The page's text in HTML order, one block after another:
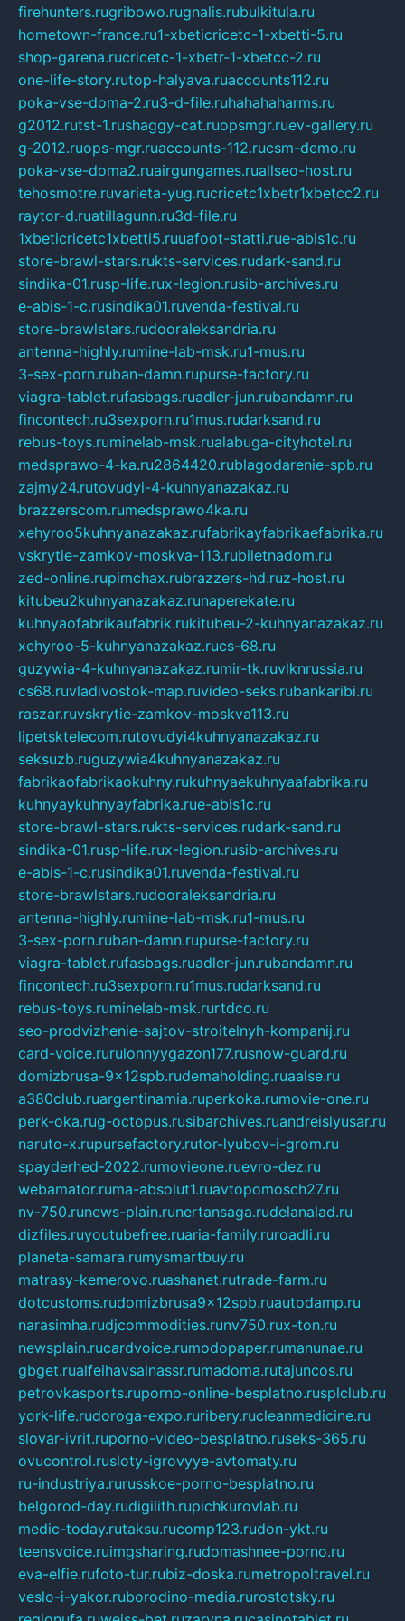
firehunters.rugribowo.rugnalis.rubulkitula.ru
hometown-france.ru1-xbeticricetc-1-xbetti-5.ru
shop-garena.rucricetc-1-xbetr-1-xbetcc-2.ru
one-life-story.rutop-halyava.ruaccounts112.ru
poka-vse-doma-2.ru3-d-file.ruhahahaharms.ru
g2012.rutst-1.rushaggy-cat.ruopsmgr.ruev-gallery.ru
g-2012.ruops-mgr.ruaccounts-112.rucsm-demo.ru
poka-vse-doma2.ruairgungames.ruallseo-host.ru
tehosmotre.ruvarieta-yug.rucricetc1xbetr1xbetcc2.ru
raytor-d.ruatillagunn.ru3d-file.ru
1xbeticricetc1xbetti5.ruuafoot-statti.rue-abis1c.ru
store-brawl-stars.rukts-services.rudark-sand.ru
sindika-01.rusp-life.rux-legion.rusib-archives.ru
e-abis-1-c.rusindika01.ruvenda-festival.ru
store-brawlstars.rudooraleksandria.ru
antenna-highly.rumine-lab-msk.ru1-mus.ru
3-sex-porn.ruban-damn.rupurse-factory.ru
viagra-tablet.rufasbags.ruadler-jun.rubandamn.ru
fincontech.ru3sexporn.ru1mus.rudarksand.ru
rebus-toys.ruminelab-msk.rualabuga-cityhotel.ru
medsprawo-4-ka.ru2864420.rublagodarenie-spb.ru
zajmy24.rutovudyi-4-kuhnyanazakaz.ru
brazzerscom.rumedsprawo4ka.ru
xehyroo5kuhnyanazakaz.rufabrikayfabrikaefabrika.ru
vskrytie-zamkov-moskva-113.rubiletnadom.ru
zed-online.rupimchax.rubrazzers-hd.ruz-host.ru
kitubeu2kuhnyanazakaz.runaperekate.ru
kuhnyaofabrikaufabrik.rukitubeu-2-kuhnyanazakaz.ru
xehyroo-5-kuhnyanazakaz.rucs-68.ru
guzywia-4-kuhnyanazakaz.rumir-tk.ruvlknrussia.ru
cs68.ruvladivostok-map.ruvideo-seks.rubankaribi.ru
raszar.ruvskrytie-zamkov-moskva113.ru
lipetsktelecom.rutovudyi4kuhnyanazakaz.ru
seksuzb.ruguzywia4kuhnyanazakaz.ru
fabrikaofabrikaokuhny.rukuhnyaekuhnyaafabrika.ru
kuhnyaykuhnyayfabrika.rue-abis1c.ru
store-brawl-stars.rukts-services.rudark-sand.ru
sindika-01.rusp-life.rux-legion.rusib-archives.ru
e-abis-1-c.rusindika01.ruvenda-festival.ru
store-brawlstars.rudooraleksandria.ru
antenna-highly.rumine-lab-msk.ru1-mus.ru
3-sex-porn.ruban-damn.rupurse-factory.ru
viagra-tablet.rufasbags.ruadler-jun.rubandamn.ru
fincontech.ru3sexporn.ru1mus.rudarksand.ru
rebus-toys.ruminelab-msk.rurtdco.ru
seo-prodvizhenie-sajtov-stroitelnyh-kompanij.ru
card-voice.rurulonnyygazon177.rusnow-guard.ru
domizbrusa-9x12spb.rudemaholding.ruaalse.ru
a380club.ruargentinamia.ruperkoka.rumovie-one.ru
perk-oka.rug-octopus.rusibarchives.ruandreislyusar.ru
naruto-x.rupursefactory.rutor-lyubov-i-grom.ru
spayderhed-2022.rumovieone.ruevro-dez.ru
webamator.ruma-absolut1.ruavtopomosch27.ru
nv-750.runews-plain.runertansaga.rudelanalad.ru
dizfiles.ruyoutubefree.ruaria-family.ruroadli.ru
planeta-samara.rumysmartbuy.ru
matrasy-kemerovo.ruashanet.rutrade-farm.ru
dotcustoms.rudomizbrusa9x12spb.ruautodamp.ru
narasimha.rudjcommodities.runv750.rux-ton.ru
newsplain.rucardvoice.rumodopaper.rumanunae.ru
gbget.rualfeihavsalnassr.rumadoma.rutajuncos.ru
petrovkasports.ruporno-online-besplatno.rusplclub.ru
york-life.rudoroga-expo.ruribery.rucleanmedicine.ru
slovar-ivrit.ruporno-video-besplatno.ruseks-365.ru
ovucontrol.rusloty-igrovyye-avtomaty.ru
ru-industriya.rurusskoe-porno-besplatno.ru
belgorod-day.rudigilith.rupichkurovlab.ru
medic-today.rutaksu.rucomp123.rudon-ykt.ru
teensvoice.ruimgsharing.rudomashnee-porno.ru
eva-elfie.rufoto-tur.rubiz-doska.rumetropoltravel.ru
veslo-i-yakor.ruborodino-media.rurostotsky.ru